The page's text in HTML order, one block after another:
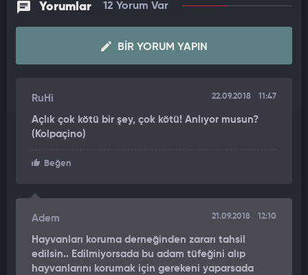
"Emekli olduktan sonra adak kurbanlık işi ile uğraşmaya
giriyordum. 15-20 tane köpek ahırın çivili olan tahtasını
ayaklarıyla söküp içeriye girmişler. Sabah girdim ki hayvanlar
tane de yaralım var. Hayvanlarımı yeni almıştım, sigortaları
yoktu. Toplam 30 bin lira zararım var. Sokak köpekleri yaptı.
Bugün benim hayvanıma saldıran köpekler yarın bir vatandaşa
saldırdılar. Buna bir önlem alınması gerekiyor. Köpekler dün
Yorumlar 12 Yorum Var
BIR YORUM YAPIN
RuHi 22.09.2018 11:47
Açlık çok kötü bir şey, çok kötü! Anlıyor musun?
(Kolpaçino)
Beğen
Adem 21.09.2018 12:10
Hayvanları koruma derneğinden zararı tahsil
edilsin.. Edilmiyorsada bu adam tüfeğini alıp
hayvanlarını korumak için gerekeni yaparsada